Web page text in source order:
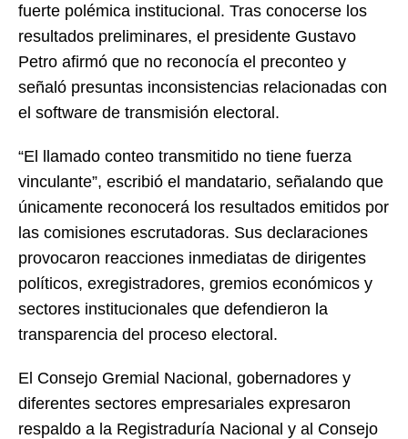
fuerte polémica institucional. Tras conocerse los
resultados preliminares, el presidente Gustavo
Petro afirmó que no reconocía el preconteo y
señaló presuntas inconsistencias relacionadas con
el software de transmisión electoral.
“El llamado conteo transmitido no tiene fuerza
vinculante”, escribió el mandatario, señalando que
únicamente reconocerá los resultados emitidos por
las comisiones escrutadoras. Sus declaraciones
provocaron reacciones inmediatas de dirigentes
políticos, exregistradores, gremios económicos y
sectores institucionales que defendieron la
transparencia del proceso electoral.
El Consejo Gremial Nacional, gobernadores y
diferentes sectores empresariales expresaron
respaldo a la Registraduría Nacional y al Consejo